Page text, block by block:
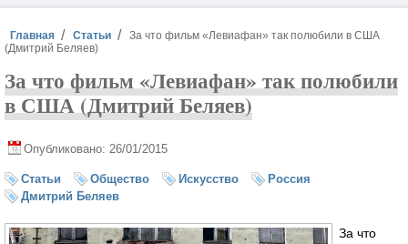
Вы здесь
Главная Статьи
За что фильм «Левиафан» так полюбили в США
(Дмитрий Беляев)
За что фильм «Левиафан» так полюбили
в США (Дмитрий Беляев)
Опубликовано: 26/01/2015
Статьи Общество Искусство
Россия
Дмитрий Беляев
За что